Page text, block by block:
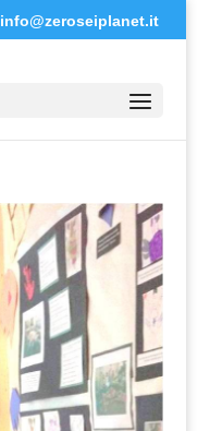
info@zeroseiplanet.it